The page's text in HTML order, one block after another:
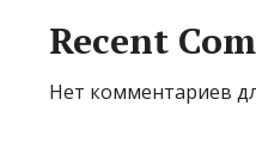
Recent
Нет комментариев